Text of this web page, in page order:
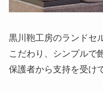
黒川鞄工房のランドセ
こだわり、シンプルで
保護者から支持を受け